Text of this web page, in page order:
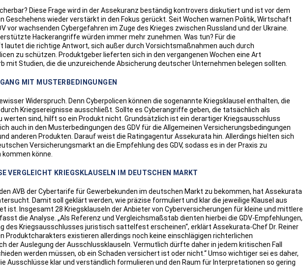
Diese Frage wird in der Assekuranz beständig kontrovers diskutiert und ist vor dem
Geschehens wieder verstärkt in den Fokus gerückt. Seit Wochen warnen Politik, Wirtschaft
vor wachsenden Cybergefahren im Zuge des Krieges zwischen Russland und der Ukraine.
Hackerangriffe würden immer mehr zunehmen. Was tun? Für die
die richtige Antwort, sich außer durch Vorsichtsmaßnahmen auch durch
zu schützen. Produktgeber lieferten sich in den vergangenen Wochen eine Art
mit Studien, die die unzureichende Absicherung deutscher Unternehmen belegen sollten.
MIT MUSTERBEDINGUNGEN
Widerspruch. Denn Cyberpolicen können die sogenannte Kriegsklausel enthalten, die
Kriegsereignisse ausschließt. Sollte es Cyberangriffe geben, die tatsächlich als
werten sind, hilft so ein Produkt nicht. Grundsätzlich ist ein derartiger Kriegsausschluss
auch in den Musterbedingungen des GDV für die Allgemeinen Versicherungsbedingungen
anderen Produkten. Darauf weist die Ratingagentur Assekurata hin. Allerdings hielten sich
Versicherungsmarkt an die Empfehlung des GDV, sodass es in der Praxis zu
könne.
VERGLEICHT KRIEGSKLAUSELN IM DEUTSCHEN MARKT
AVB der Cybertarife für Gewerbekunden im deutschen Markt zu bekommen, hat Assekurata
Damit soll geklärt werden, wie präzise formuliert und klar die jeweilige Klausel aus
ist. Insgesamt 28 Kriegsklauseln der Anbieter von Cyberversicherungen für kleine und mittlere
die Analyse. „Als Referenz und Vergleichsmaßstab dienten hierbei die GDV-Empfehlungen,
des Kriegsausschlusses juristisch sattelfest erscheinen“, erklärt Assekurata-Chef Dr. Reiner
Produktcharakters existieren allerdings noch keine einschlägigen richterlichen
der Auslegung der Ausschlussklauseln. Vermutlich dürfte daher in jedem kritischen Fall
werden müssen, ob ein Schaden versichert ist oder nicht.“ Umso wichtiger sei es daher,
Ausschlüsse klar und verständlich formulieren und den Raum für Interpretationen so gering